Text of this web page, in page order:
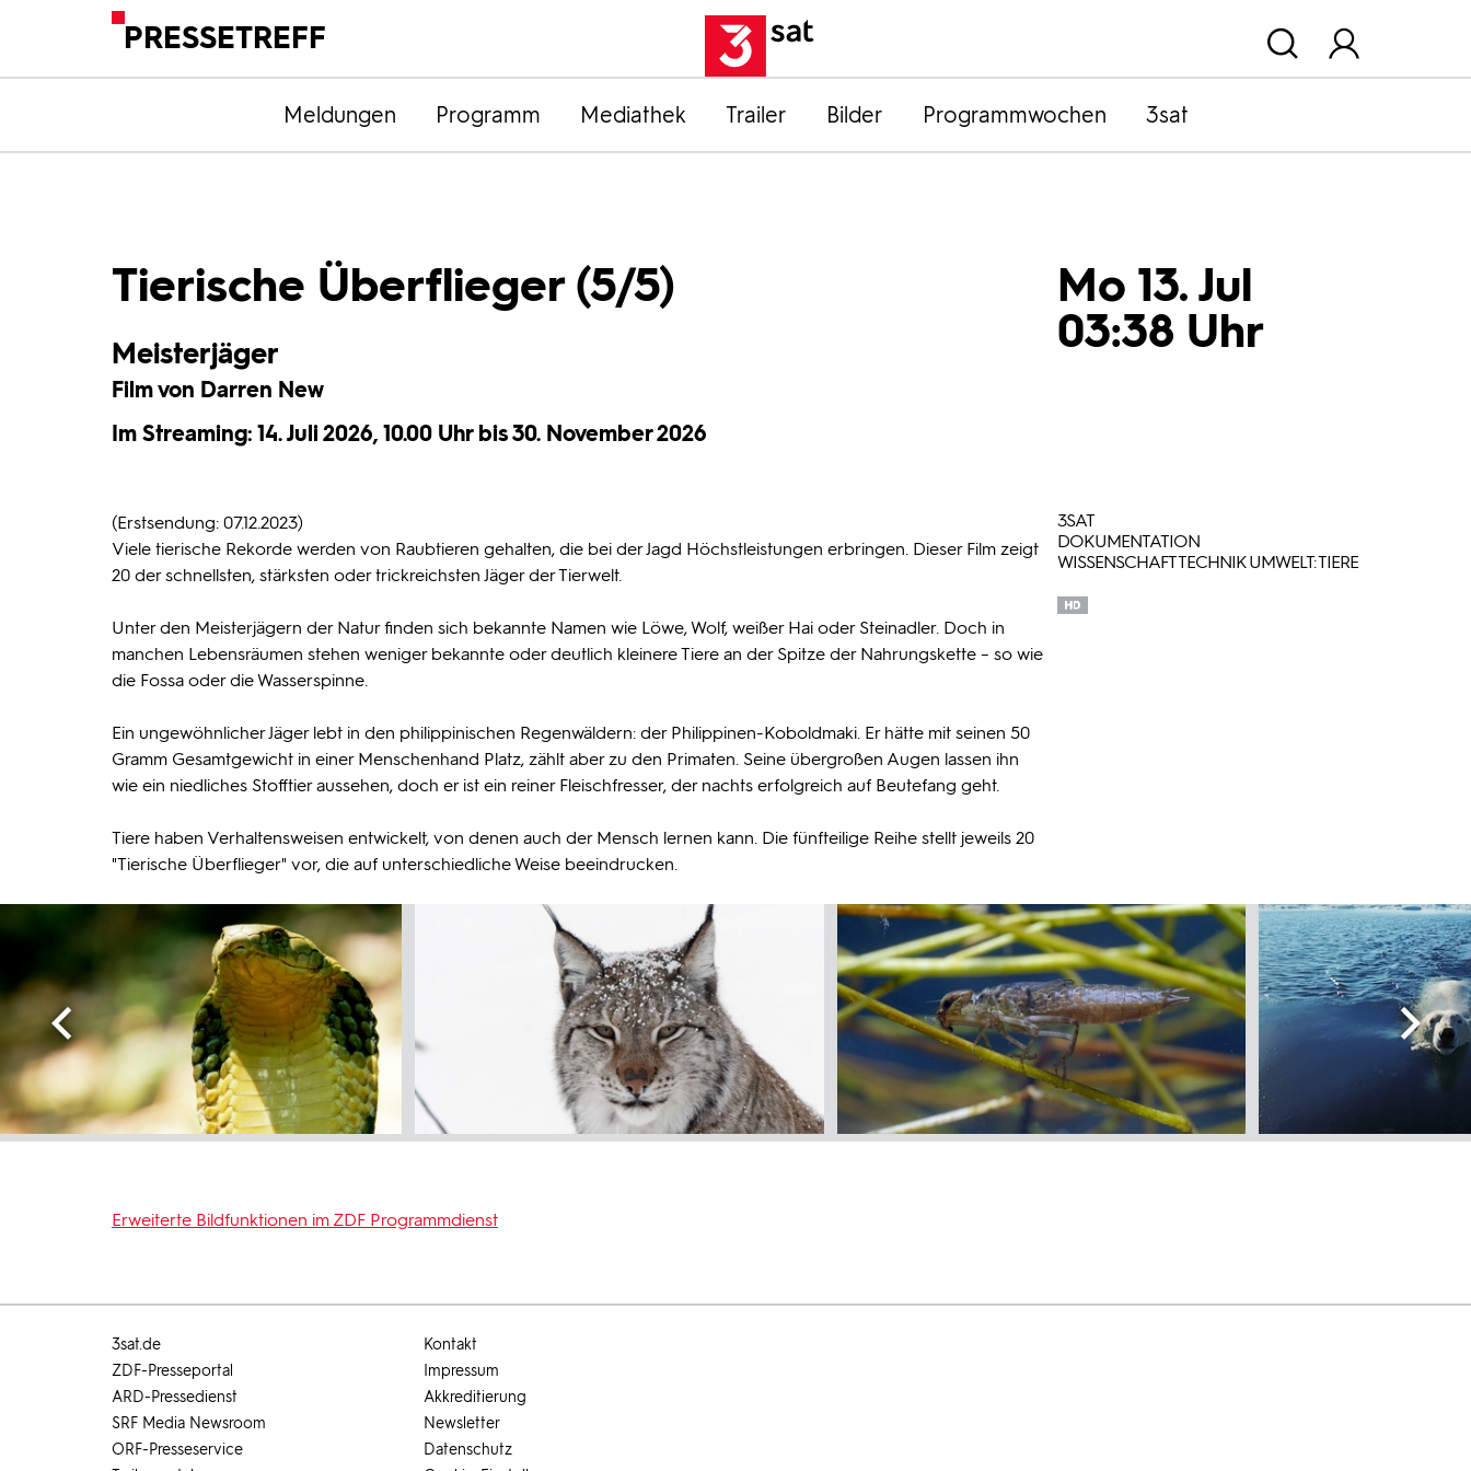
PRESSETREFF
Meldungen Programm Mediathek Trailer Bilder Programmwochen 3sat
Tierische Überflieger (5/5)
Meisterjäger
Film von Darren New
Im Streaming: 14. Juli 2026, 10.00 Uhr bis 30. November 2026
Mo 13. Jul
03:38 Uhr
(Erstsendung: 07.12.2023)
Viele tierische Rekorde werden von Raubtieren gehalten, die bei der Jagd Höchstleistungen erbringen. Dieser Film zeigt
20 der schnellsten, stärksten oder trickreichsten Jäger der Tierwelt.
Unter den Meisterjägern der Natur finden sich bekannte Namen wie Löwe, Wolf, weißer Hai oder Steinadler. Doch in
manchen Lebensräumen stehen weniger bekannte oder deutlich kleinere Tiere an der Spitze der Nahrungskette – so wie
die Fossa oder die Wasserspinne.
Ein ungewöhnlicher Jäger lebt in den philippinischen Regenwäldern: der Philippinen-Koboldmaki. Er hätte mit seinen 50
Gramm Gesamtgewicht in einer Menschenhand Platz, zählt aber zu den Primaten. Seine übergroßen Augen lassen ihn
wie ein niedliches Stofftier aussehen, doch er ist ein reiner Fleischfresser, der nachts erfolgreich auf Beutefang geht.
Tiere haben Verhaltensweisen entwickelt, von denen auch der Mensch lernen kann. Die fünfteilige Reihe stellt jeweils 20
"Tierische Überflieger" vor, die auf unterschiedliche Weise beeindrucken.
3SAT
DOKUMENTATION
WISSENSCHAFT TECHNIK UMWELT: TIERE
Erweiterte Bildfunktionen im ZDF Programmdienst
3sat.de
ZDF-Presseportal
ARD-Pressedienst
SRF Media Newsroom
ORF-Presseservice
Kontakt
Impressum
Akkreditierung
Newsletter
Datenschutz